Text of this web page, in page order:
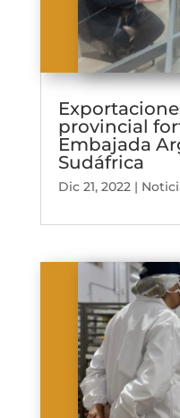
provincial
Embajada
Sudáfrica
Dic 21, 2022|